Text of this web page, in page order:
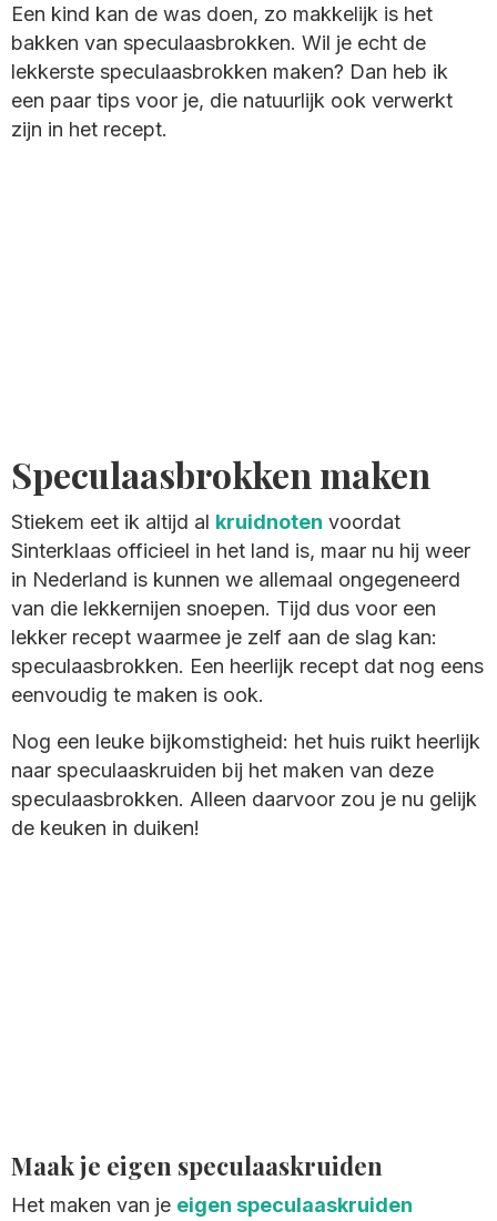
the
english
site
Een kind kan de was doen, zo makkelijk is het
bakken van speculaasbrokken. Wil je echt de
lekkerste speculaasbrokken maken? Dan heb ik
een paar tips voor je, die natuurlijk ook verwerkt
zijn in het recept.
Speculaasbrokken maken
Stiekem eet ik altijd al kruidnoten voordat
Sinterklaas officieel in het land is, maar nu hij weer
in Nederland is kunnen we allemaal ongegeneerd
van die lekkernijen snoepen. Tijd dus voor een
lekker recept waarmee je zelf aan de slag kan:
speculaasbrokken. Een heerlijk recept dat nog eens
eenvoudig te maken is ook.
Nog een leuke bijkomstigheid: het huis ruikt heerlijk
naar speculaaskruiden bij het maken van deze
speculaasbrokken. Alleen daarvoor zou je nu gelijk
de keuken in duiken!
Maak je eigen speculaaskruiden
Het maken van je eigen speculaaskruiden